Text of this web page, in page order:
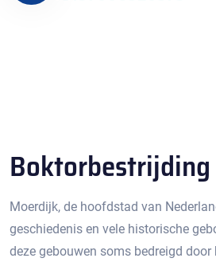
Moerdijk, de hoofdstad van
geschiedenis en vele historische
deze gebouwen soms bedreigd